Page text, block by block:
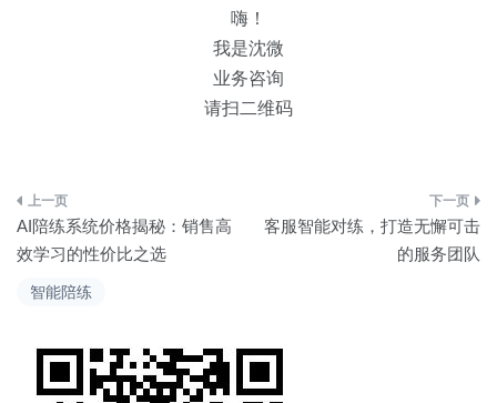
智能陪练
嗨！
我是沈微
业务咨询
请扫二维码
文
章
导
航
AI陪练系统价格揭秘：销售高
效学习的性价比之选
客服智能对练，打造无懈可击
的服务团队